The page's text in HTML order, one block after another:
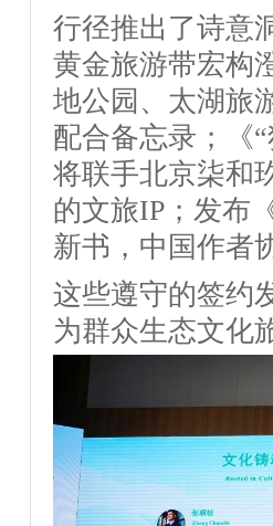
行径推出了诗意
黄金旅游带宏构
地公园、太湖旅
配合备忘录；《
将联手北京柒和
的文旅IP；发布
新书，中国作者
这些遵守的签约
为群众生态文化